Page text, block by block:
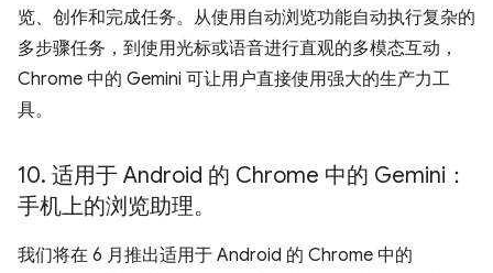
览、创作和完成任务。从使用自动浏览功能自动执行复杂的
多步骤任务，到使用光标或语音进行直观的多模态互动，
Chrome 中的 Gemini 可让用户直接使用强大的生产力工
具。
10. 适用于 Android 的 Chrome 中的 Gemini：
手机上的浏览助理。
我们将在 6 月推出适用于 Android 的 Chrome 中的